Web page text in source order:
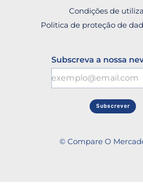
Condições de
Politica de proteção de
Subscreva a nossa
Subscrever
© Compare O